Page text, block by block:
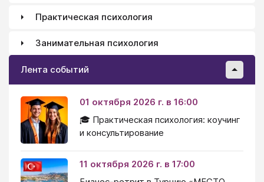
Практическая психология
Занимательная психология
Лента событий
01 октября 2026 г. в 16:00
🎓 Практическая психология: коучинг
и консультирование
11 октября 2026 г. в 17:00